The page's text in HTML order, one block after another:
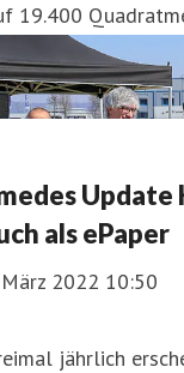
19.400
Update
als ePaper
2022 10:50
jährlich